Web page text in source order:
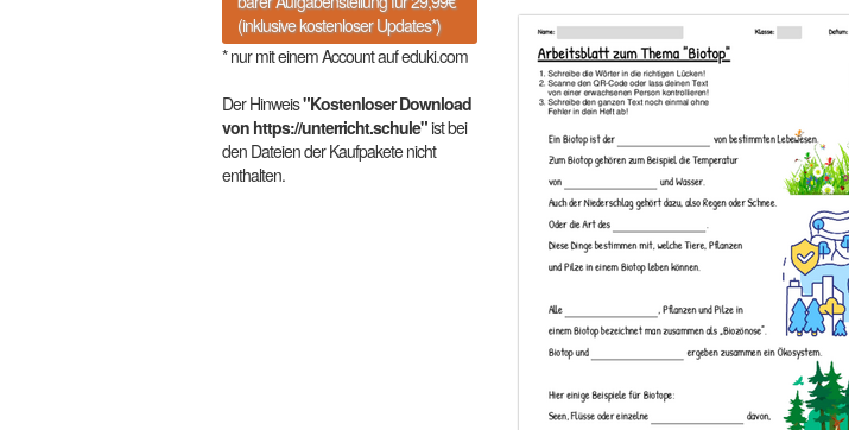
(inklusive kostenloser Updates*)
* nur mit einem Account auf eduki.com
Der Hinweis"Kostenloser Download
von https://unterricht.schule"ist bei
den Dateien der Kaufpakete nicht
enthalten.